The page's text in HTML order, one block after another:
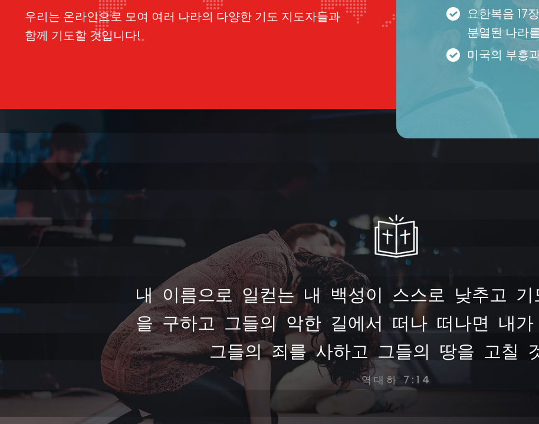
우리는 온라인으로 모여 여러 나라의 다양한 기도 지도자들과
함께 기도할 것입니다!
요한복음 17
분열된 나라
미국의 부흥
내 이름으로 일컫는 내 백성이 스스로 낮추고
을 구하고 그들의 악한 길에서 떠나 떠나면 내
그들의 죄를 사하고 그들의 땅을 고칠
역대하 7:14